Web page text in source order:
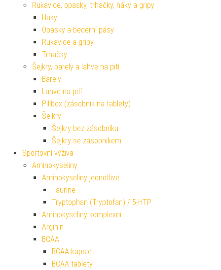
Rukavice, opasky, trhačky, háky a gripy
Háky
Opasky a bederní pásy
Rukavice a gripy
Trhačky
Šejkry, barely a lahve na pití
Barely
Lahve na pití
Pillbox (zásobník na tablety)
Šejkry
Šejkry bez zásobníku
Šejkry se zásobníkem
Sportovní výživa
Aminokyseliny
Aminokyseliny jednotlivé
Taurine
Tryptophan (Tryptofan) / 5-HTP
Aminokyseliny komplexní
Arginin
BCAA
BCAA kapsle
BCAA tablety